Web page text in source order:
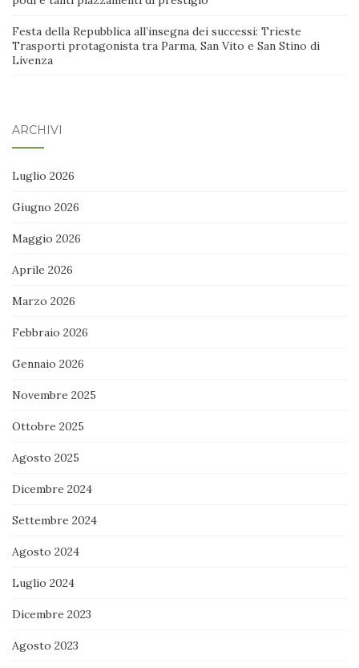
Festa della Repubblica all’insegna dei successi: Trieste
Trasporti protagonista tra Parma, San Vito e San Stino di
Livenza
ARCHIVI
Luglio 2026
Giugno 2026
Maggio 2026
Aprile 2026
Marzo 2026
Febbraio 2026
Gennaio 2026
Novembre 2025
Ottobre 2025
Agosto 2025
Dicembre 2024
Settembre 2024
Agosto 2024
Luglio 2024
Dicembre 2023
Agosto 2023